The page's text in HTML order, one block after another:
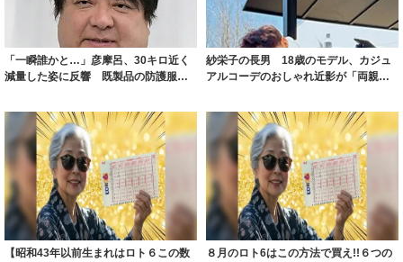
「一瞬誰かと…」彦摩呂、30キロ近く
減量した姿に反響 既製品の防護服が
紗栄子の長男 18歳のモデル、カジュ
アルコーデのおしゃれ近影が「両親の
【昭和43年以前生まれはロト６この数
８月のロト6はこの方法で買え!!６つの